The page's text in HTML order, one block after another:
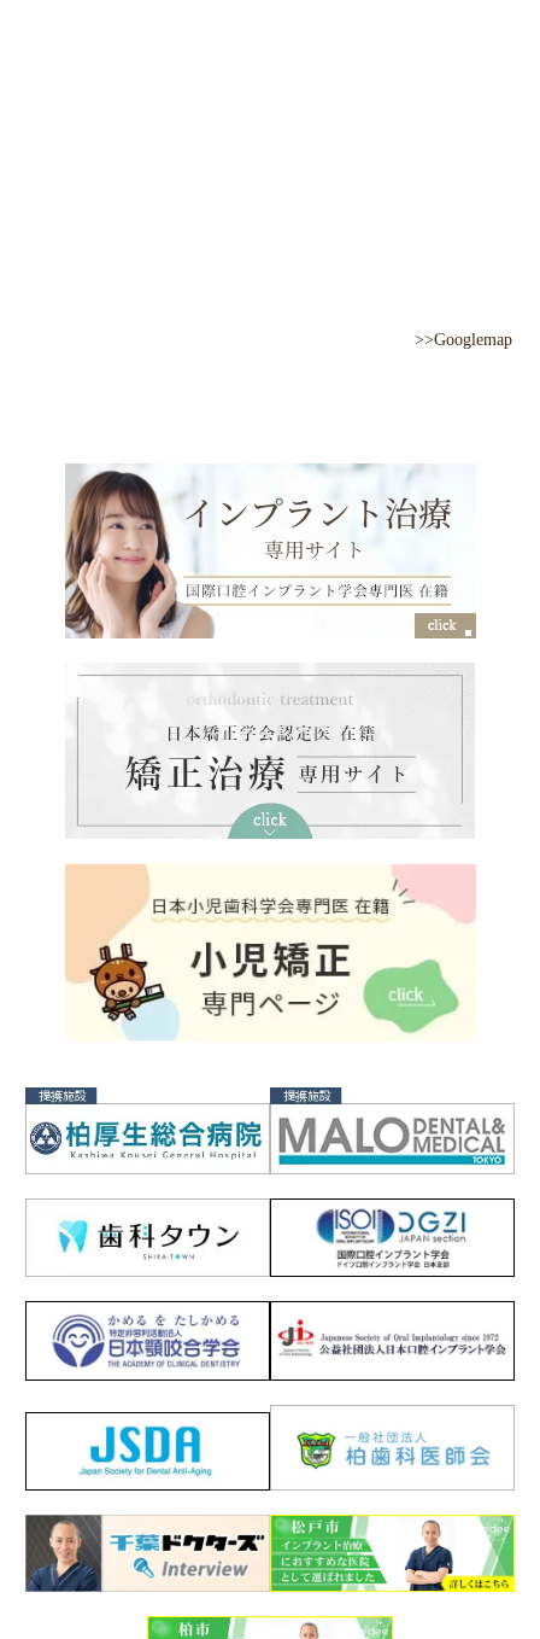
>>Googlemap